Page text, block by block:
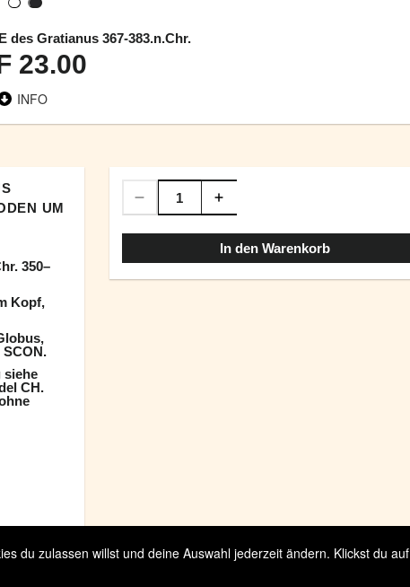
des Gratianus 367-383.n.Chr.
23.00
INFO
UM
350–
Kopf,
siehe
CH.
In den Warenkorb
du zulassen willst und deine Auswahl jederzeit ändern. Klickst du auf